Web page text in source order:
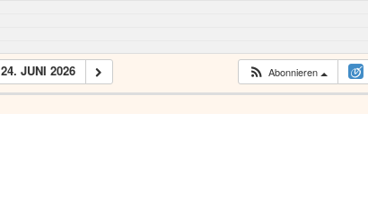
24. JUNI 2026 Abonnieren